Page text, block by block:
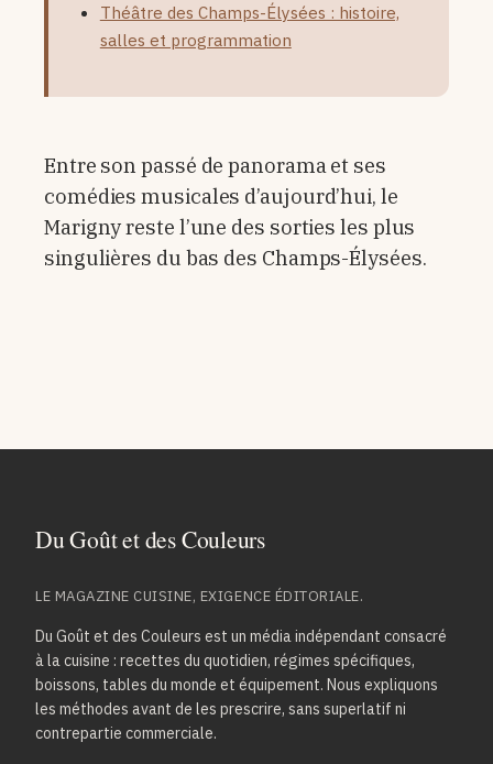
Théâtre des Champs-Élysées : histoire,
salles et programmation
Entre son passé de panorama et ses
comédies musicales d’aujourd’hui, le
Marigny reste l’une des sorties les plus
singulières du bas des Champs-Élysées.
LE MAGAZINE CUISINE, EXIGENCE ÉDITORIALE.
Du Goût et des Couleurs est un média indépendant consacré
à la cuisine : recettes du quotidien, régimes spécifiques,
boissons, tables du monde et équipement. Nous expliquons
les méthodes avant de les prescrire, sans superlatif ni
contrepartie commerciale.